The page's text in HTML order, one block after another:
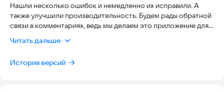
— Подписки на вакансии. Подписывайтесь и получайте
свежие вакансии, которые подходят именно вам.
и задавайте все вопросы по вакансии прямо в приложении
Нашли несколько ошибок и немедленно их исправили. А
также улучшили производительность. Будем рады обратной
связи в комментариях, ведь мы делаем это приложение для
Читать дальше
История версий